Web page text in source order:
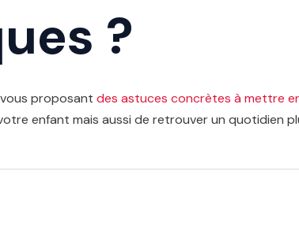
?
proposant des astuces concrètes à mettre
enfant mais aussi de retrouver un quotidien